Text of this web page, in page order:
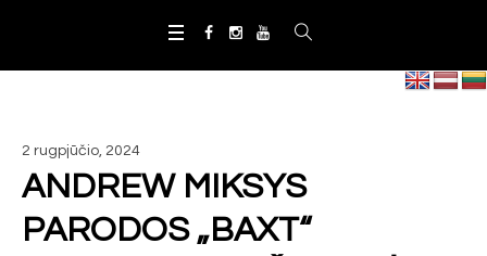
2 rugpjūčio, 2024
ANDREW MIKSYS
PARODOS „BAXT“